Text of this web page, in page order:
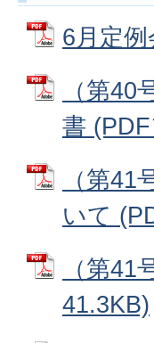
6月定
（第
書
（第
いて
（第
41.3KB)